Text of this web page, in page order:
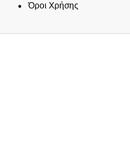
Όροι Χρήσης